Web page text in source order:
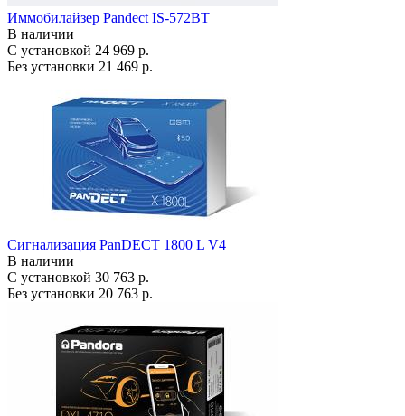
Иммобилайзер Pandect IS-572BT
В наличии
С установкой 24 969 р.
Без установки 21 469 р.
Сигнализация PanDECT 1800 L V4
В наличии
С установкой 30 763 р.
Без установки 20 763 р.